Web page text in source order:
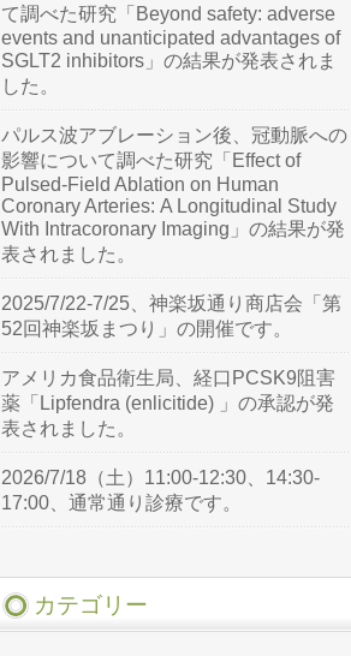
て調べた研究「Beyond safety: adverse
events and unanticipated advantages of
SGLT2 inhibitors」の結果が発表されま
した。
パルス波アブレーション後、冠動脈への
影響について調べた研究「Effect of
Pulsed-Field Ablation on Human
Coronary Arteries: A Longitudinal Study
With Intracoronary Imaging」の結果が発
表されました。
2025/7/22-7/25、神楽坂通り商店会「第
52回神楽坂まつり」の開催です。
アメリカ食品衛生局、経口PCSK9阻害
薬「Lipfendra (enlicitide) 」の承認が発
表されました。
2026/7/18（土）11:00-12:30、14:30-
17:00、通常通り診療です。
カテゴリー